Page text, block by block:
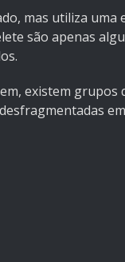
mas utiliza
são apenas
existem grupos